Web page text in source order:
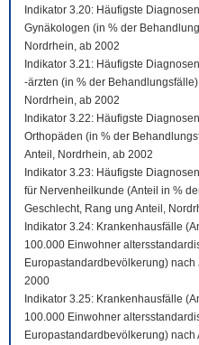
Indikator 3.20: Häufigste
Gynäkologen (in % der
Nordrhein, ab 2002
Indikator 3.21: Häufigste
-ärzten (in % der
Nordrhein, ab 2002
Indikator 3.22: Häufigste
Orthopäden (in % der
Anteil, Nordrhein, ab 2002
Indikator 3.23: Häufigste
für Nervenheilkunde (Anteil in %
Geschlecht, Rang ung Anteil,
Indikator 3.24: Krankenhausfälle
100.000 Einwohner
Europastandardbevölkerung)
2000
Indikator 3.25: Krankenhausfälle
100.000 Einwohner
Europastandardbevölkerung)